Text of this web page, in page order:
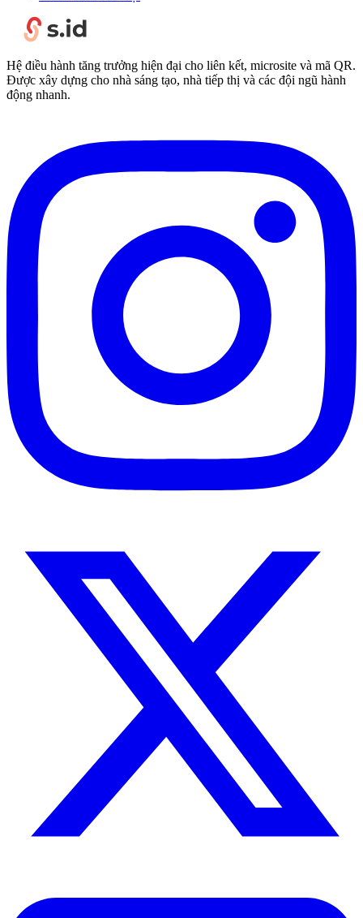
Hệ điều hành tăng trưởng hiện đại cho liên kết, microsite và mã QR.
Được xây dựng cho nhà sáng tạo, nhà tiếp thị và các đội ngũ hành
động nhanh.